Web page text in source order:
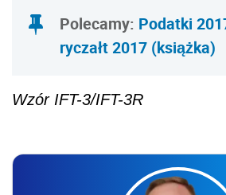
Polecamy: Podatki
ryczałt 2017 (książka)
Wzór IFT-3/IFT-3R